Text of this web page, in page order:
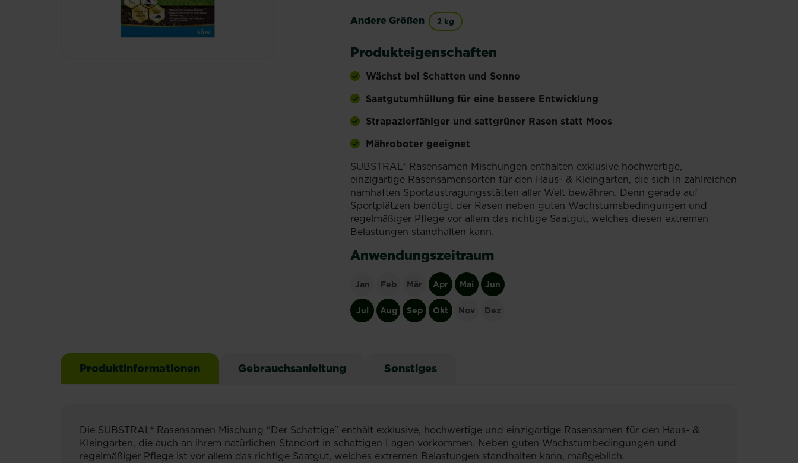
Andere Größen 2 kg
Produkteigenschaften
Wächst bei Schatten und Sonne
Saatgutumhüllung für eine bessere Entwicklung
Strapazierfähiger und sattgrüner Rasen statt Moos
Mähroboter geeignet
SUBSTRAL® Rasensamen Mischungen enthalten exklusive hochwertige,
einzigartige Rasensamensorten für den Haus- & Kleingarten, die sich in zahlreichen
namhaften Sportaustragungsstätten aller Welt bewähren. Denn gerade auf
Sportplätzen benötigt der Rasen neben guten Wachstumsbedingungen und
regelmäßiger Pflege vor allem das richtige Saatgut, welches diesen extremen
Belastungen standhalten kann.
Anwendungszeitraum
Jan Feb Mär Apr Mai Jun
Jul Aug Sep Okt Nov Dez
Produktinformationen Gebrauchsanleitung Sonstiges
Die SUBSTRAL® Rasensamen Mischung "Der Schattige" enthält exklusive, hochwertige und einzigartige Rasensamen für den Haus- &
Kleingarten, die auch an ihrem natürlichen Standort in schattigen Lagen vorkommen. Neben guten Wachstumbedingungen und
regelmäßiger Pflege ist vor allem das richtige Saatgut, welches extremen Belastungen standhalten kann, maßgeblich.